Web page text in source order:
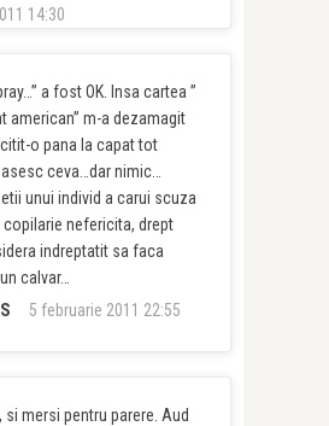
14:30
a fost OK. Insa cartea ”
american” m-a dezamagit
o pana la capat tot
ceva…dar nimic…
unui individ a carui scuza
copilarie nefericita, drept
indreptatit sa faca
calvar…
5 februarie 2011 22:55
si mersi pentru parere. Aud